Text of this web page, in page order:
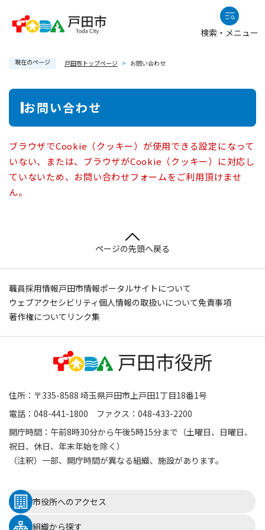
検索・メニュー
現在のページ 戸田市トップページ > お問い合わせ
本
お問い合わせ
ブラウザでCookie（クッキー）が使用できる設定になって
いない、または、ブラウザがCookie（クッキー）に対応し
ていないため、お問い合わせフォームをご利用頂けませ
ん。
ページの先頭へ戻る
職員採用情報戸田市情報ポータルサイトについて
ウェブアクセシビリティ個人情報の取扱いについて免責事項
著作権について リンク集
住所：〒335-8588 埼玉県戸田市上戸田1丁目18番1号
電話：048-441-1800 ファクス：048-433-2200
開庁時間：午前8時30分から午後5時15分まで（土曜日、日曜日、
祝日、休日、年末年始を除く）
（注釈）一部、開庁時間が異なる組織、施設があります。
市役所へのアクセス
組織から探す